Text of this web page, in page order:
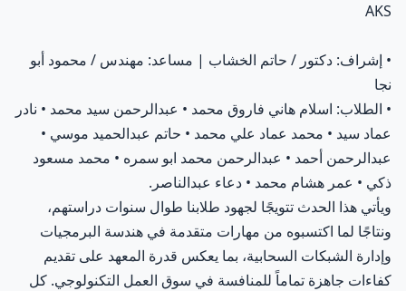
AKS
• إشراف: دكتور / حاتم الخشاب | مساعد: مهندس / محمود أبو
نجا
• الطلاب: اسلام هاني فاروق محمد • عبدالرحمن سيد محمد • نادر
عماد سيد • محمد عماد علي محمد • حاتم عبدالحميد موسي •
عبدالرحمن أحمد • عبدالرحمن محمد ابو سمره • محمد مسعود
ذكي • عمر هشام محمد • دعاء عبدالناصر.
ويأتي هذا الحدث تتويجًا لجهود طلابنا طوال سنوات دراستهم،
ونتاجًا لما اكتسبوه من مهارات متقدمة في هندسة البرمجيات
وإدارة الشبكات السحابية، بما يعكس قدرة المعهد على تقديم
كفاءات جاهزة تماماً للمنافسة في سوق العمل التكنولوجي. كل